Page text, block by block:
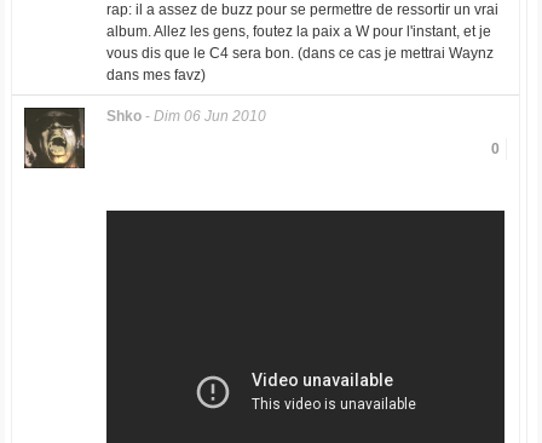
rap: il a assez de buzz pour se permettre de ressortir un vrai
album. Allez les gens, foutez la paix a W pour l'instant, et je
vous dis que le C4 sera bon. (dans ce cas je mettrai Waynz
dans mes favz)
Shko- Dim 06 Jun 2010
0